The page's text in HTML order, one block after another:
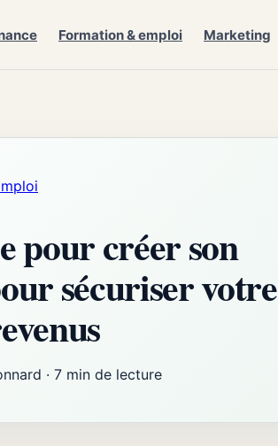
Formation & emploi Marketing
pour créer son
sécuriser votre
· 7 min de lecture